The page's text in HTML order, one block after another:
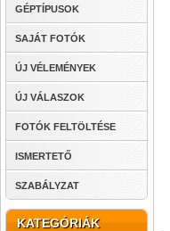
GÉPTÍPUSOK
SAJÁT FOTÓK
ÚJ VÉLEMÉNYEK
ÚJ VÁLASZOK
FOTÓK FELTÖLTÉSE
ISMERTETŐ
SZABÁLYZAT
KATEGÓRIÁK